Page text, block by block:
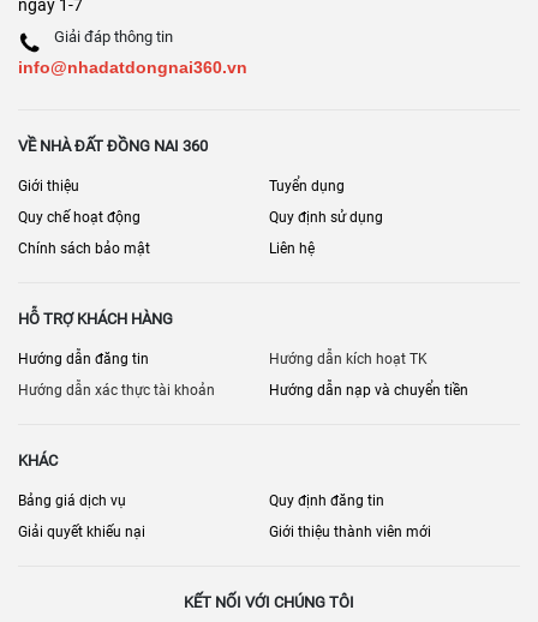
Giải đáp thông tin
info@nhadatdongnai360.vn
VỀ NHÀ ĐẤT ĐỒNG NAI 360
Giới thiệu
Tuyển dụng
Quy chế hoạt động
Quy định sử dụng
Chính sách bảo mật
Liên hệ
HỖ TRỢ KHÁCH HÀNG
Hướng dẫn đăng tin
Hướng dẫn kích hoạt TK
Hướng dẫn xác thực tài khoản
Hướng dẫn nạp và chuyển tiền
KHÁC
Bảng giá dịch vụ
Quy định đăng tin
Giải quyết khiếu nại
Giới thiệu thành viên mới
KẾT NỐI VỚI CHÚNG TÔI